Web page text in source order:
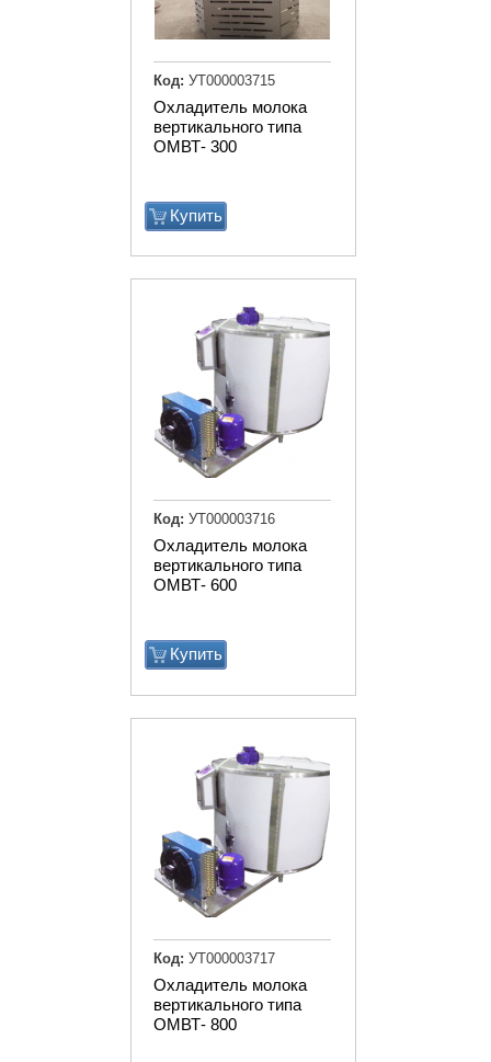
Охладитель молока
вертикального типа
ОМВТ- 300
Купить
Код: УТ000003715
Охладитель молока
вертикального типа
ОМВТ- 600
Купить
Код: УТ000003716
Охладитель молока
вертикального типа
ОМВТ- 800
Код: УТ000003717